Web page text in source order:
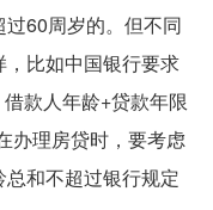
60周岁的。但不同
比如中国银行要求
款人年龄+贷款年限
办理房贷时，要考虑
和不超过银行规定